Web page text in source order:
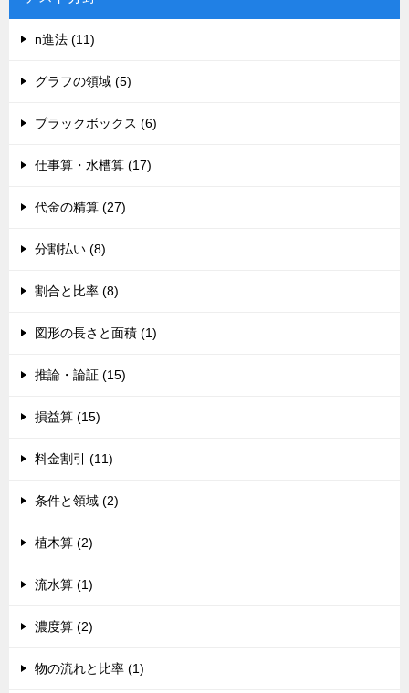
n進法 (11)
グラフの領域 (5)
ブラックボックス (6)
仕事算・水槽算 (17)
代金の精算 (27)
分割払い (8)
割合と比率 (8)
図形の長さと面積 (1)
推論・論証 (15)
損益算 (15)
料金割引 (11)
条件と領域 (2)
植木算 (2)
流水算 (1)
濃度算 (2)
物の流れと比率 (1)